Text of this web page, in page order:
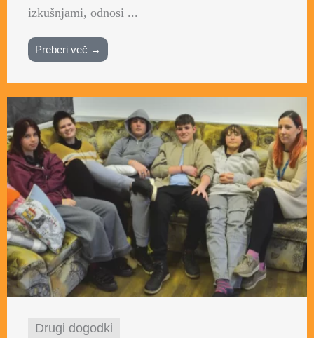
izkušnjami, odnosi ...
Preberi več →
Drugi dogodki